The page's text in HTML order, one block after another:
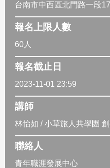
台南市中西區北門路一段
報名上限人數
60人
報名截止日
2023-11-01 23:59
講師
林怡如 / 小草旅人共學團 創
聯絡人
青年職涯發展中心